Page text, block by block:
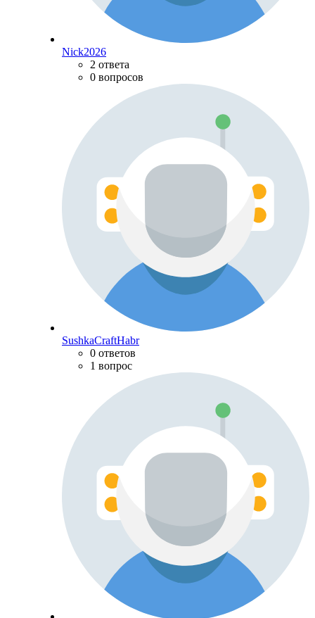
Nick2026
2 ответа
0 вопросов
SushkaCraftHabr
0 ответов
1 вопрос